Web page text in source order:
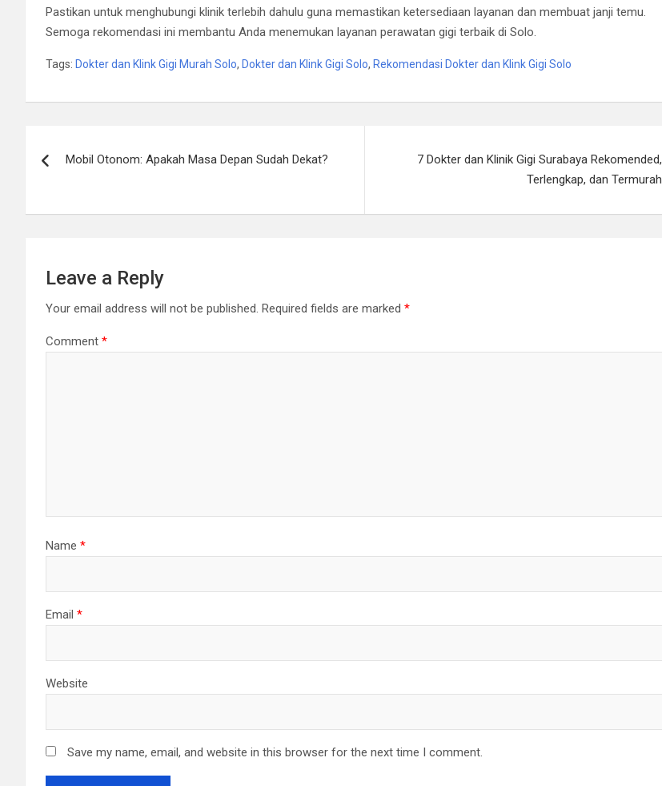
Pastikan untuk menghubungi klinik terlebih dahulu guna memastikan ketersediaan layanan dan membuat janji temu.
Semoga rekomendasi ini membantu Anda menemukan layanan perawatan gigi terbaik di Solo.
Tags: Dokter dan Klink Gigi Murah Solo, Dokter dan Klink Gigi Solo, Rekomendasi Dokter dan Klink Gigi Solo
navigation
Mobil Otonom: Apakah Masa Depan Sudah Dekat?
7 Dokter dan Klinik Gigi Surabaya Rekomended,
Terlengkap, dan Termurah
Leave a Reply
Your email address will not be published. Required fields are marked *
Comment *
Name *
Email *
Website
Save my name, email, and website in this browser for the next time I comment.